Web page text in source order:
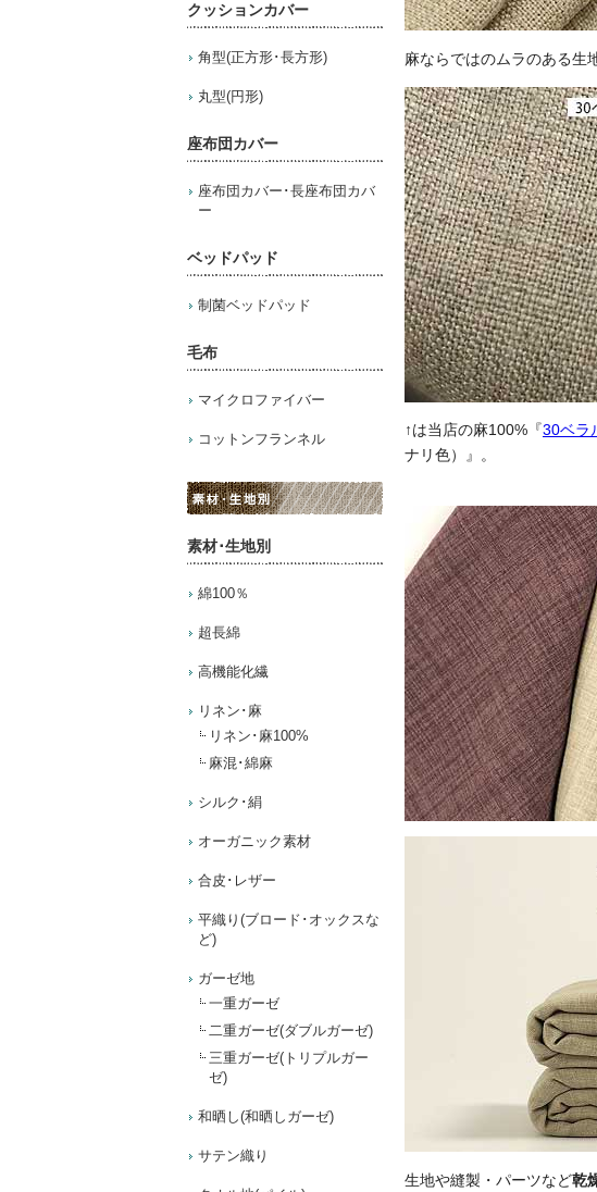
クッションカバー
角型(正方形･長方形)
丸型(円形)
座布団カバー
座布団カバー･長座布団カバ
ー
ベッドパッド
制菌ベッドパッド
毛布
マイクロファイバー
コットンフランネル
素材･生地別
綿100％
超長綿
高機能化繊
リネン･麻
リネン･麻100%
麻混･綿麻
シルク･絹
オーガニック素材
合皮･レザー
平織り(ブロード･オックスな
ど)
ガーゼ地
一重ガーゼ
二重ガーゼ(ダブルガーゼ)
三重ガーゼ(トリプルガー
ゼ)
和晒し(和晒しガーゼ)
サテン織り
麻ならではのムラのある生
↑は当店の麻100%『30ベラ
ナリ色）』。
生地や縫製・パーツなど乾